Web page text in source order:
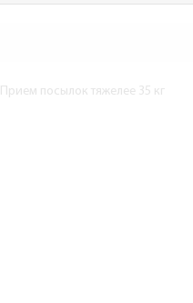
Прием посылок тяжелее 35 кг